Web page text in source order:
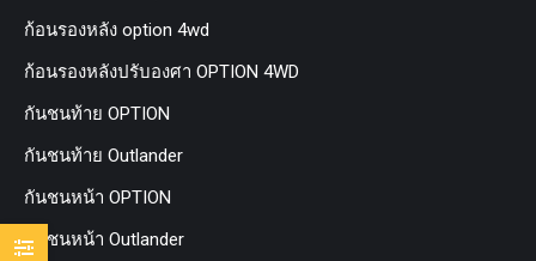
ก้อนรองหลัง option 4wd
ก้อนรองหลังปรับองศา OPTION 4WD
กันชนท้าย OPTION
กันชนท้าย Outlander
กันชนหน้า OPTION
กันชนหน้า Outlander